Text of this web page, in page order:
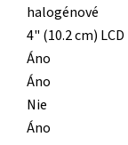
halogénové
4" (10.2 cm)
Áno
Áno
Nie
Áno